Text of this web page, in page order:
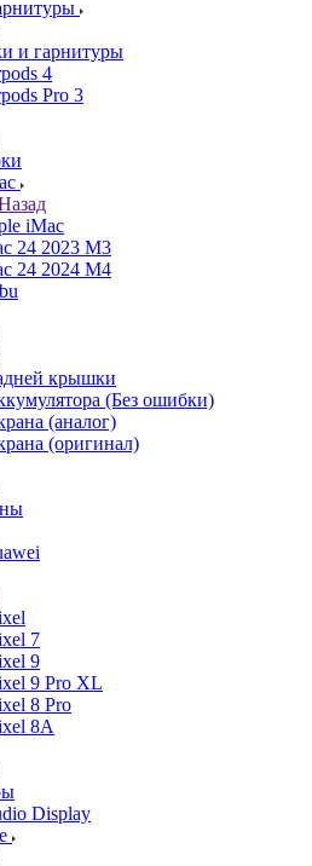
и гарнитуры
4
Pro 3
iMac
24 2023 M3
24 2024 M4
крышки
(Без ошибки)
(аналог)
(оригинал)
7
9
9 Pro XL
8 Pro
8A
Display